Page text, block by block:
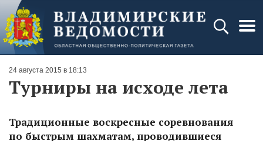
24 августа 2015 в 18:13
Турниры на исходе лета
Традиционные воскресные соревнования
по быстрым шахматам, проводившиеся